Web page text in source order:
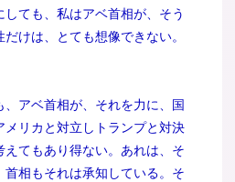
ても、私はアベ首相が、そう
けは、とても想像できない。
アベ首相が、それを力に、国
メリカと対立しトランプと対決
てもあり得ない。あれは、そ
首相もそれは承知している。そ